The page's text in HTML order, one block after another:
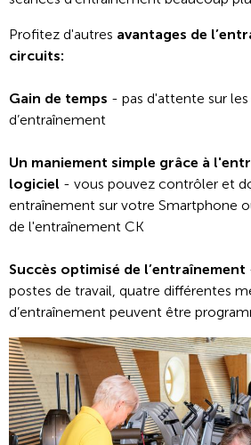
Profitez d'autres avantages de
circuits:
Gain de temps - pas d'attente sur
d’entraînement
Un maniement simple grâce à
logiciel - vous pouvez contrôler et
entraînement sur votre Smartphone
de l'entraînement CK
Succès optimisé de l’entraînement
postes de travail, quatre différentes
d’entraînement peuvent être